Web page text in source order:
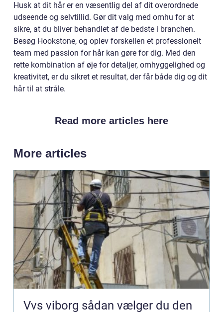
Husk at dit hår er en væsentlig del af dit overordnede
udseende og selvtillid. Gør dit valg med omhu for at
sikre, at du bliver behandlet af de bedste i branchen.
Besøg Hookstone, og oplev forskellen et professionelt
team med passion for hår kan gøre for dig. Med den
rette kombination af øje for detaljer, omhyggelighed og
kreativitet, er du sikret et resultat, der får både dig og dit
hår til at stråle.
Read more articles here
More articles
Vvs viborg sådan vælger du den